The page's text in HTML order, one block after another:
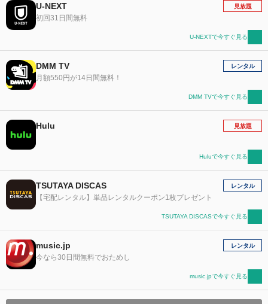
U-NEXT
初回31日間無料
見放題
U-NEXTで今すぐ見る
DMM TV
月額550円が14日間無料！
レンタル
DMM TVで今すぐ見る
Hulu 見放題
Huluで今すぐ見る
TSUTAYA DISCAS
【宅配レンタル】単品レンタルクーポン1枚プレゼント
レンタル
TSUTAYA DISCASで今すぐ見る
music.jp
今なら30日間無料でおためし
レンタル
music.jpで今すぐ見る